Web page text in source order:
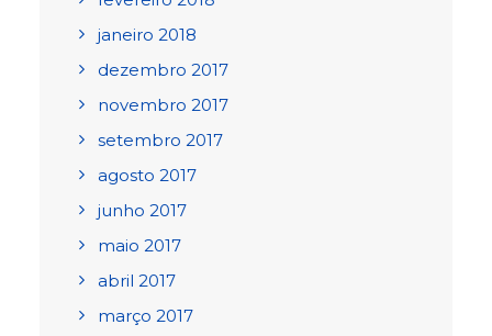
janeiro 2018
dezembro 2017
novembro 2017
setembro 2017
agosto 2017
junho 2017
maio 2017
abril 2017
março 2017